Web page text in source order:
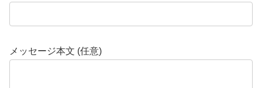
メッセージ本文 (任意)